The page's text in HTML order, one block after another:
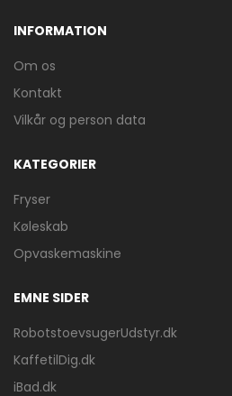
INFORMATION
Om os
Kontakt
Vilkår og person data
KATEGORIER
Fryser
Køleskab
Opvaskemaskine
EMNE SIDER
RobotstoevsugerUdstyr.dk
KaffetilDig.dk
iBad.dk